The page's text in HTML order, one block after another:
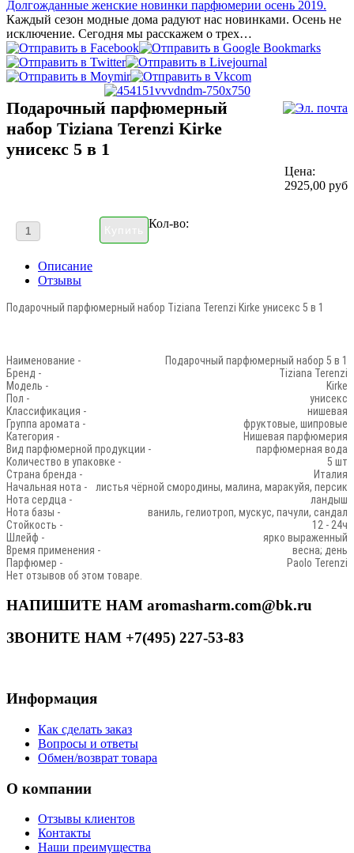
Долгожданные женские новинки парфюмерии осень 2019.
Каждый сезон модные дома радуют нас новинками. Осень не
исключение. Сегодня мы расскажем о трех…
Подарочный парфюмерный
набор Tiziana Terenzi Kirke
унисекс 5 в 1
Цена:
2925,00 руб
Кол-во:
Описание
Отзывы
Подарочный парфюмерный набор Tiziana Terenzi Kirke унисекс 5 в 1
Наименование -
Подарочный парфюмерный набор 5 в 1
Бренд -
Tiziana Terenzi
Модель -
Kirke
Пол -
унисекс
Классификация -
нишевая
Группа аромата -
фруктовые, шипровые
Категория -
Нишевая парфюмерия
Вид парфюмерной продукции -
парфюмерная вода
Количество в упаковке -
5 шт
Страна бренда -
Италия
Начальная нота -
листья чёрной смородины, малина, маракуйя, персик
Нота сердца -
ландыш
Нота базы -
ваниль, гелиотроп, мускус, пачули, сандал
Стойкость -
12 - 24ч
Шлейф -
ярко выраженный
Время применения -
весна; день
Парфюмер -
Paolo Terenzi
Нет отзывов об этом товаре.
НАПИШИТЕ НАМ aromasharm.com@bk.ru
ЗВОНИТЕ НАМ +7(495) 227-53-83
Информация
Как сделать заказ
Вопросы и ответы
Обмен/возврат товара
О компании
Отзывы клиентов
Контакты
Наши преимущества